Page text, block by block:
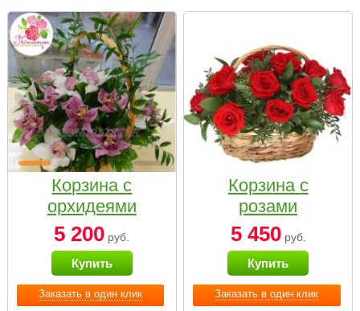
Заказать в один клик
Корзина с
орхидеями
малая
5 200 руб.
Купить
Заказать в один клик
Корзина с
розами
«Красный
Париж»
5 450руб.
Купить